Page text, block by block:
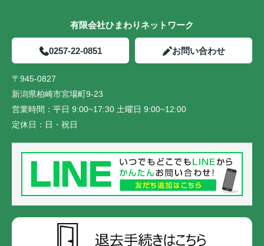
有限会社ひまわりネットワーク
0257-22-0851 お問い合わせ
〒945-0827
新潟県柏崎市宮場町9-23
営業時間： 平日 9:00~17:30 土曜日 9:00~12:00
定休日： 日・祝日